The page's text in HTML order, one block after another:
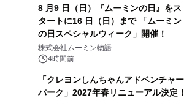
8 月9 日（日）『ムーミンの日』をス
タートに16 日（日）まで 「ムーミン
の日スペシャルウィーク」開催！
株式会社ムーミン物語
4時間前
「クレヨンしんちゃんアドベンチャー
パーク」2027年春リニューアル決定！